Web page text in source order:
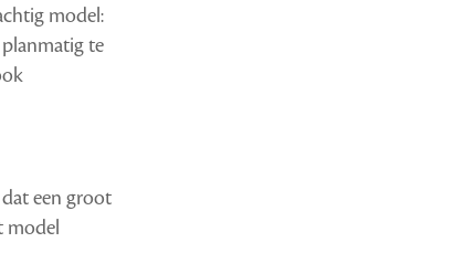
model:
te
een groot
model